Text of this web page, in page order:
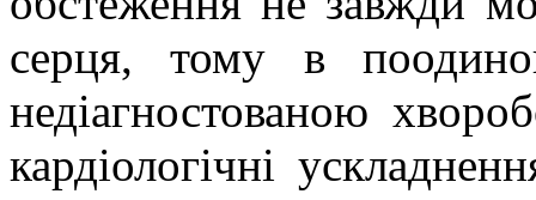
серця, тому в
недіагностованою
кардіологічні